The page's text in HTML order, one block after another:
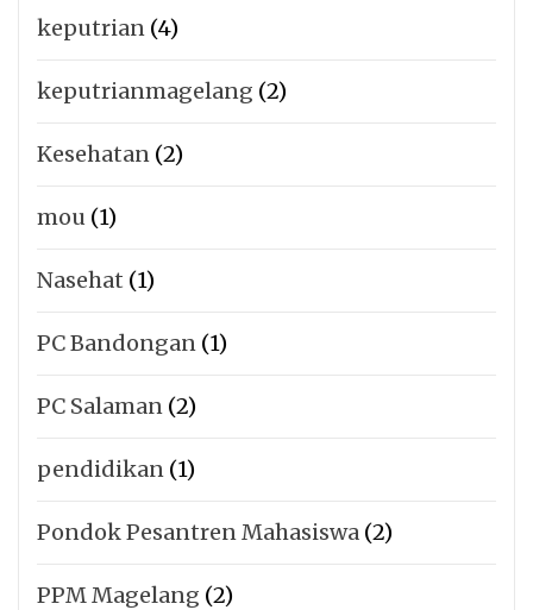
keputrian (4)
keputrianmagelang (2)
Kesehatan (2)
mou (1)
Nasehat (1)
PC Bandongan (1)
PC Salaman (2)
pendidikan (1)
Pondok Pesantren Mahasiswa (2)
PPM Magelang (2)